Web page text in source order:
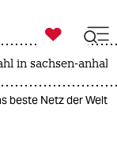

taz zahl ich
in sachsen-anhalt
beste Netz der Welt